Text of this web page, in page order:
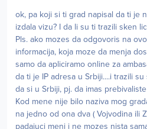
ok, pa koji si ti grad napisal da ti je
izdala vizu? I da li su ti trazili sken
Pls. ako mozes da odgovoris na
informacija, koja moze da menja
samo da apliciramo online za
da ti je IP adresa u Srbiji....i trazili
da si u Srbiji, pj. da imas
Kod mene nije bilo naziva mog
na jedno od ona dva ( Vojvodina ili
padajuci meni i ne mozes nista